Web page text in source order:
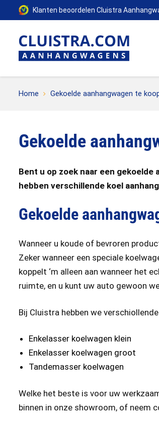
Klanten beoordelen Cluistra
Home Gekoelde aanhangwagen te
Gekoelde
Bent u op zoek naar een gekoelde
hebben verschillende koel
Gekoelde
Wanneer u koude of bevroren
Zeker wanneer een speciale
koppelt ‘m alleen aan wanneer het
ruimte, en u kunt uw auto gewoon
Bij Cluistra hebben we
Enkelasser koelwagen klein
Enkelasser koelwagen groot
Tandemasser koelwagen
Welke het beste is voor uw
binnen in onze showroom, of neem